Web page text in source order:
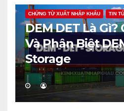
CHỨNG TỪ XUẤT NHẬP KHẨU TIN
DEM DET Là Gì?
Và Phân Biệt
Storage